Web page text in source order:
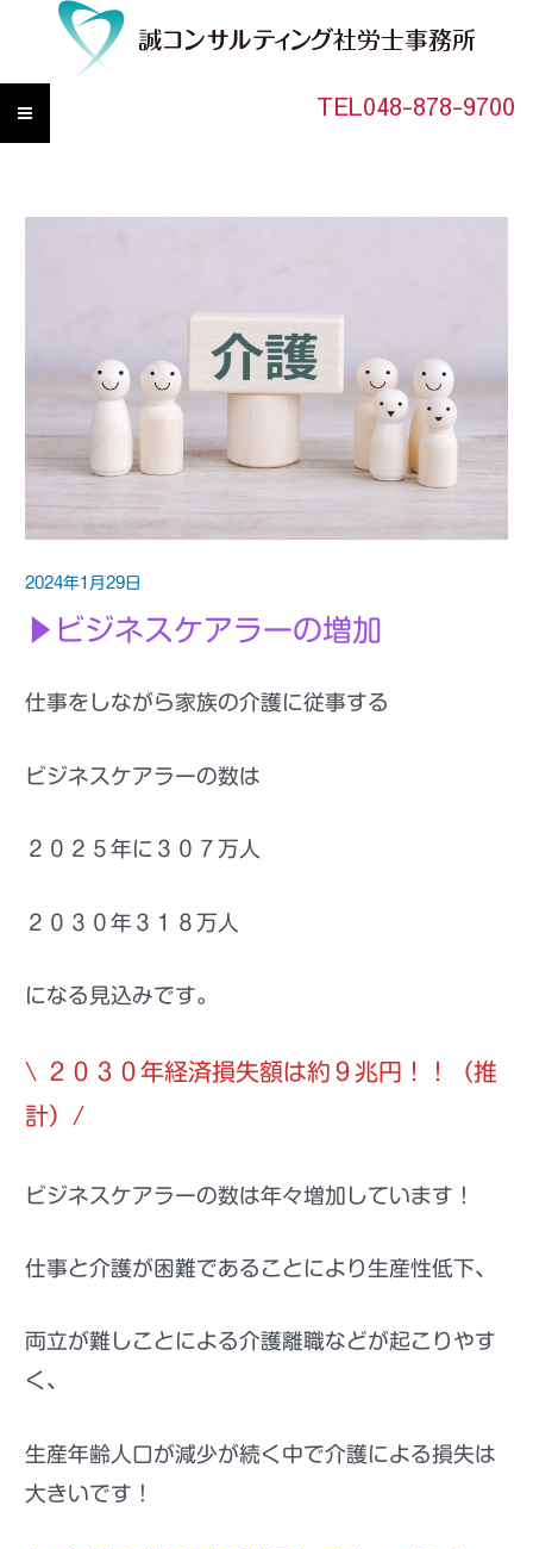
TEL048-878-9700
2024年1月29日
▶ビジネスケアラーの増加
仕事をしながら家族の介護に従事する
ビジネスケアラーの数は
２０２５年に３０７万人
２０３０年３１８万人
になる見込みです。
\
２０３０年経済損失額は約９兆円！！（推
計） /
ビジネスケアラーの数は年々増加しています！
仕事と介護が困難であることにより生産性低下、
両立が難しことによる介護離職などが起こりやす
く、
生産年齢人口が減少が続く中で介護による損失は
大きいです！